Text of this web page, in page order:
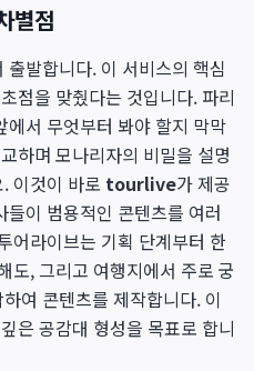
별점
출발합니다. 이 서비스의 핵심
점을 맞췄다는 것입니다. 파리
서 무엇부터 봐야 할지 막막
하며 모나리자의 비밀을 설명
이것이 바로 tourlive가 제공
이 범용적인 콘텐츠를 여러
어라이브는 기획 단계부터 한
도, 그리고 여행지에서 주로 궁
여 콘텐츠를 제작합니다. 이
은 공감대 형성을 목표로 합니